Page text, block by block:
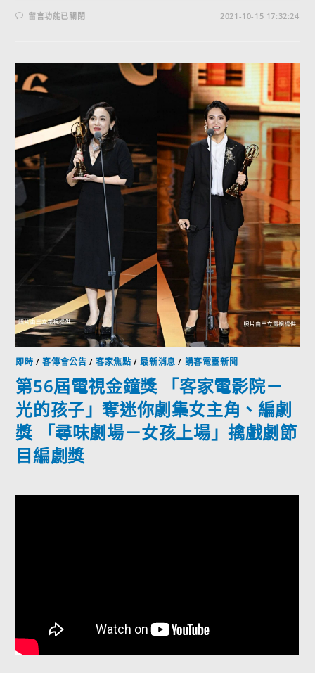
留言功能已關閉 2021-10-15 17:32:24
即時 /客傳會公告 /客家焦點 /最新消息 / 講客電臺新聞
第56屆電視金鐘獎 「客家電影院－
光的孩子」奪迷你劇集女主角、編劇
獎 「尋味劇場－女孩上場」擒戲劇節
目編劇獎